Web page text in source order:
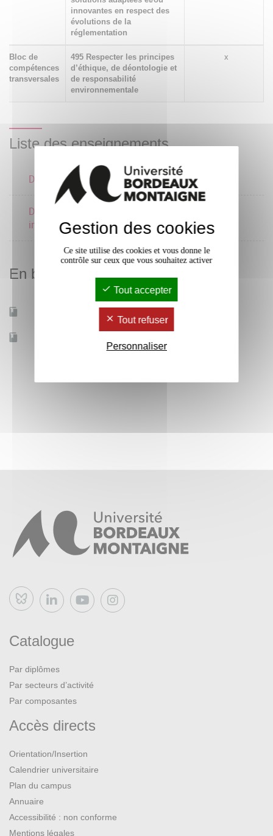
innovantes en respect des
évolutions de la
réglementation
Bloc de
compétences
transversales
495 Respecter les principes
d’éthique, de déontologie et
de responsabilité
environnementale
x
Liste des enseignements
Droits culturels 2 crédits
Droit et propriété
intellectuelle
En bref
Bluesky
Catalogue
Par diplômes
Par secteurs d’activité
Par composantes
Accès directs
Orientation/Insertion
Calendrier universitaire
Plan du campus
Annuaire
Accessibilité : non conforme
Mentions légales
Gestion des cookies
Ce site utilise des cookies et vous donne le
contrôle sur ceux que vous souhaitez activer
Tout accepter
Tout refuser
Personnaliser